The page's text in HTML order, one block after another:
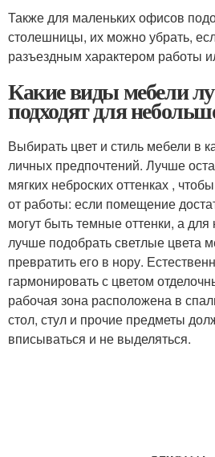
Также для маленьких офисов
столешницы, их можно убрать,
разъездным характером работы
Какие виды мебели
подходят для
Выбирать цвет и стиль мебели в
личных предпочтений. Лучше
мягких неброских оттенках ,
от работы: если помещение
могут быть темные оттенки, а
лучше подобрать светлые цвета
превратить его в нору.
гармонировать с цветом
рабочая зона расположена в
стол, стул и прочие предметы
вписываться и не выделяться.